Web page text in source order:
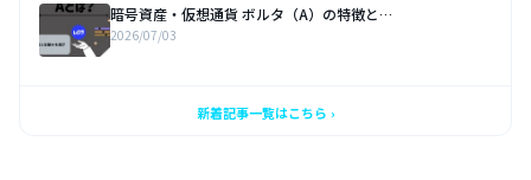
暗号資産・仮想通貨 ボルタ（A）の特徴と…
2026/07/03
新着記事一覧はこちら ›